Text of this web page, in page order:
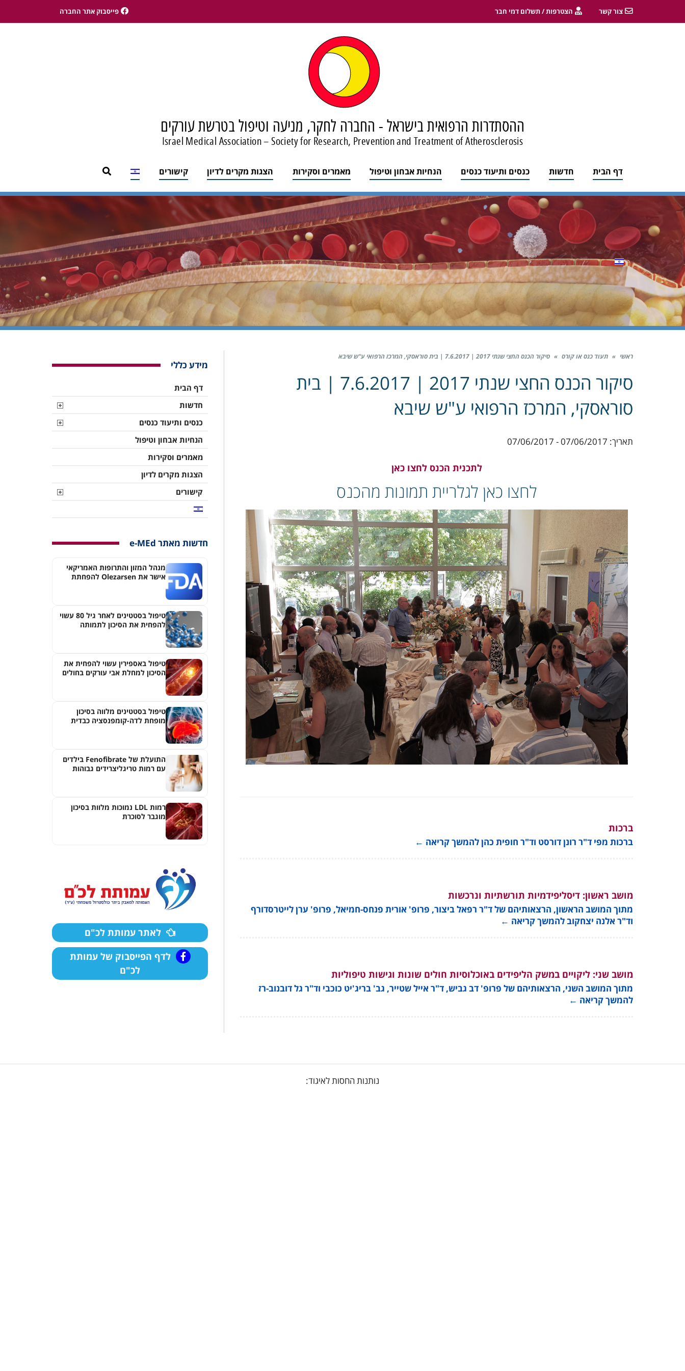
צור קשר הצטרפות / תשלום דמי חבר פייסבוק אתר החברה
ההסתדרות הרפואית בישראל - החברה לחקר, מניעה וטיפול בטרשת עורקים
Israel Medical Association – Society for Research, Prevention and Treatment of Atherosclerosis
דף הבית חדשות כנסים ותיעוד כנסים הנחיות אבחון וטיפול מאמרים וסקירות הצגות מקרים לדיון קישורים
ראשי » תעוד כנס או קורס » סיקור הכנס החצי שנתי 2017 | 7.6.2017 | בית סוראסקי, המרכז הרפואי ע"ש שיבא
סיקור הכנס החצי שנתי 2017 | 7.6.2017 | בית
סוראסקי, המרכז הרפואי ע"ש שיבא
תאריך: 07/06/2017 - 07/06/2017
לתכנית הכנס לחצו כאן
לחצו כאן לגלריית תמונות מהכנס
ברכות
ברכות מפי ד"ר רונן דורסט וד"ר חופית כהן להמשך קריאה ←
מושב ראשון: דיסליפידמיות תורשתיות ונרכשות
מתוך המושב הראשון, הרצאותיהם של ד"ר רפאל ביצור, פרופ' אורית פנחס-חמיאל, פרופ' ערן לייטרסדורף
וד"ר אלנה יצחקוב להמשך קריאה ←
מושב שני: ליקויים במשק הליפידים באוכלוסיות חולים שונות וגישות טיפוליות
מתוך המושב השני, הרצאותיהם של פרופ' דב גביש, ד"ר אייל שטייר, גב' בריג'יט כוכבי וד"ר גל דובנוב-רז
להמשך קריאה ←
מידע כללי
דף הבית
חדשות
כנסים ותיעוד כנסים
הנחיות אבחון וטיפול
מאמרים וסקירות
הצגות מקרים לדיון
קישורים
חדשות מאתר e-MEd
מנהל המזון והתרופות האמריקאי
אישר את Olezarsen להפחתת
טיפול בסטטינים לאחר גיל 80 עשוי
להפחית את הסיכון לתמותה
טיפול באספירין עשוי להפחית את
הסיכון למחלת אבי עורקים בחולים
טיפול בסטטינים מלווה בסיכון
מופחת לדה-קומפנסציה כבדית
התועלת של Fenofibrate בילדים
עם רמות טריגליצרידים גבוהות
רמות LDL נמוכות מלוות בסיכון
מוגבר לסוכרת
לאתר עמותת לכ"ם
לדף הפייסבוק של עמותת
לכ"ם
נותנות החסות לאיגוד: